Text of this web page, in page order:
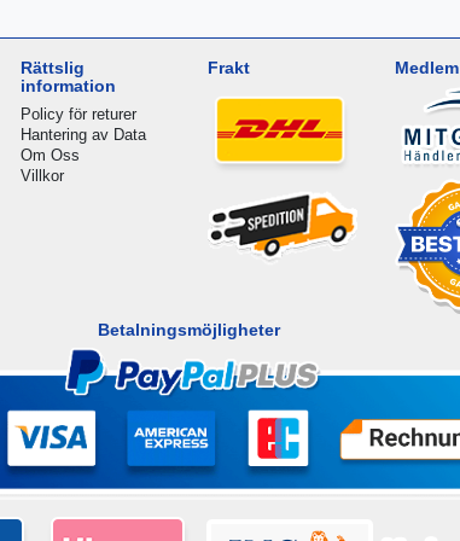
Rättslig
information
Policy för returer
Hantering av Data
Om Oss
Villkor
Frakt
Betalningsmöjligheter